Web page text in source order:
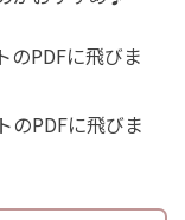
のPDFに飛びま
のPDFに飛びま